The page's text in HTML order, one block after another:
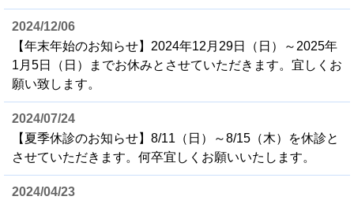
2024/12/06
【年末年始のお知らせ】2024年12月29日（日）～2025年
1月5日（日）までお休みとさせていただきます。宜しくお
願い致します。
2024/07/24
【夏季休診のお知らせ】8/11（日）～8/15（木）を休診と
させていただきます。何卒宜しくお願いいたします。
2024/04/23